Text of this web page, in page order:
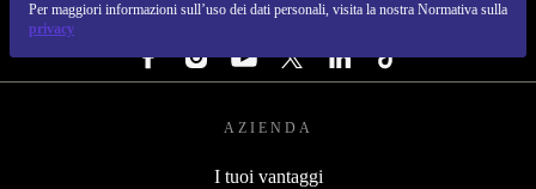
Per maggiori informazioni sull’uso dei dati personali, visita la nostra Normativa sulla
privacy
SEGUICI SU
AZIENDA
I tuoi vantaggi